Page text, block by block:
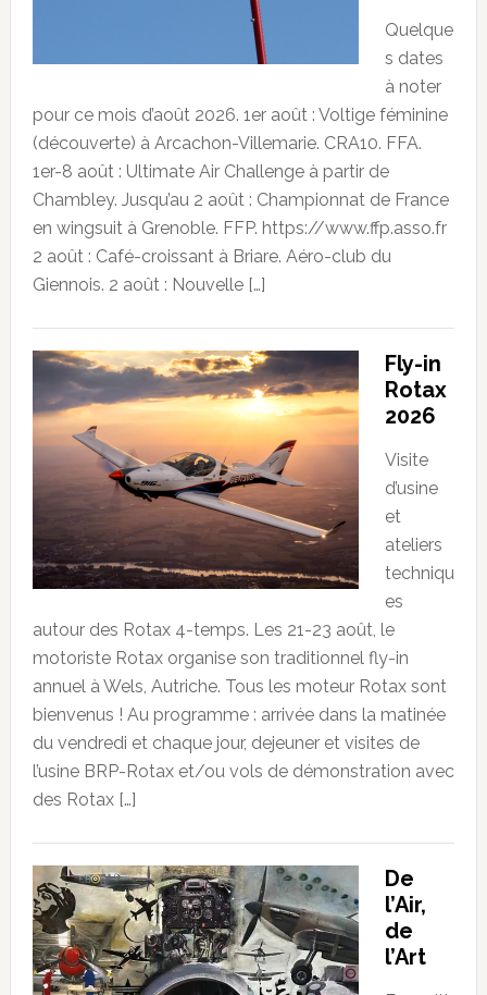
Quelque
s dates
à noter
pour ce mois d’août 2026. 1er août : Voltige féminine
(découverte) à Arcachon-Villemarie. CRA10. FFA.
1er-8 août : Ultimate Air Challenge à partir de
Chambley. Jusqu’au 2 août : Championnat de France
en wingsuit à Grenoble. FFP. https://www.ffp.asso.fr
2 août : Café-croissant à Briare. Aéro-club du
Giennois. 2 août : Nouvelle […]
Fly-in
Rotax
2026
Visite
d’usine
et
ateliers
techniqu
es
autour des Rotax 4-temps. Les 21-23 août, le
motoriste Rotax organise son traditionnel fly-in
annuel à Wels, Autriche. Tous les moteur Rotax sont
bienvenus ! Au programme : arrivée dans la matinée
du vendredi et chaque jour, dejeuner et visites de
l’usine BRP-Rotax et/ou vols de démonstration avec
des Rotax […]
De
l’Air,
de
l’Art